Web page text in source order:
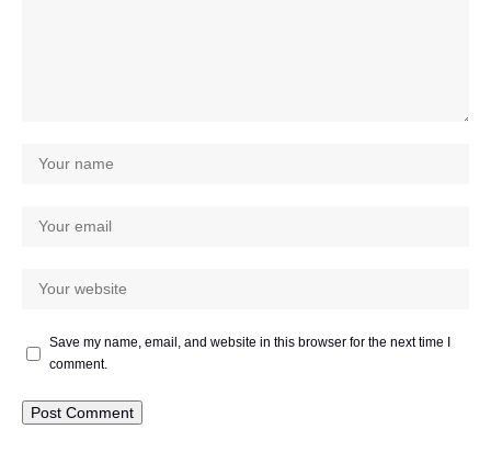
Save my name, email, and website in this browser for the next time I
comment.